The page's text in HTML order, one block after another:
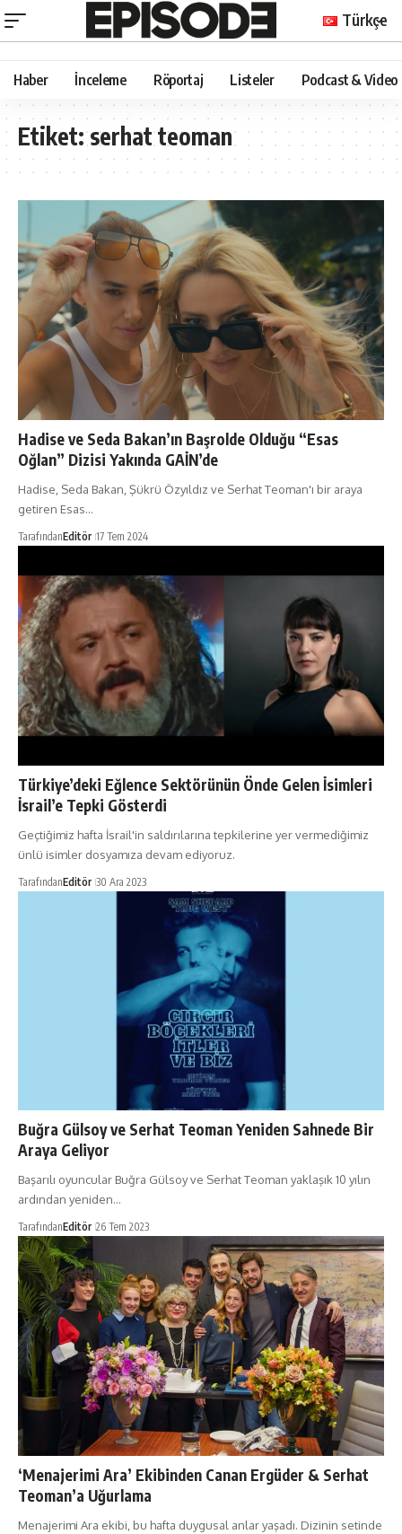
Türkçe
Haber İnceleme Röportaj Listeler Podcast & Video
Etiket:serhat teoman
Hadise ve Seda Bakan’ın Başrolde Olduğu “Esas
Oğlan” Dizisi Yakında GAİN’de
Hadise, Seda Bakan, Şükrü Özyıldız ve Serhat Teoman'ı bir araya
getiren Esas…
TarafındanEditör 17 Tem 2024
Türkiye’deki Eğlence Sektörünün Önde Gelen İsimleri
İsrail’e Tepki Gösterdi
Geçtiğimiz hafta İsrail'in saldırılarına tepkilerine yer vermediğimiz
ünlü isimler dosyamıza devam ediyoruz.
TarafındanEditör 30 Ara 2023
Buğra Gülsoy ve Serhat Teoman Yeniden Sahnede Bir
Araya Geliyor
Başarılı oyuncular Buğra Gülsoy ve Serhat Teoman yaklaşık 10 yılın
ardından yeniden…
TarafındanEditör 26 Tem 2023
‘Menajerimi Ara’ Ekibinden Canan Ergüder & Serhat
Teoman’a Uğurlama
Menajerimi Ara ekibi, bu hafta duygusal anlar yaşadı. Dizinin setinde